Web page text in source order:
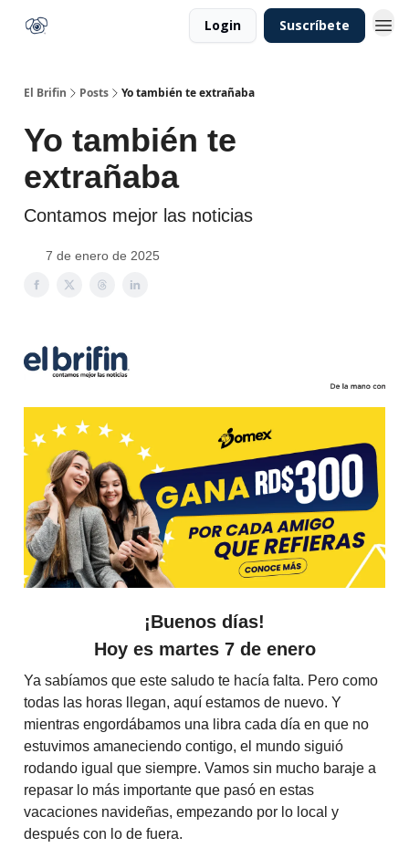
Login Suscríbete
El Brifin Posts Yo también te extrañaba
Yo también te
extrañaba
Contamos mejor las noticias
7 de enero de 2025
¡Buenos días!
Hoy es martes 7 de enero
Ya sabíamos que este saludo te hacía falta. Pero como
todas las horas llegan, aquí estamos de nuevo. Y
mientras engordábamos una libra cada día en que no
estuvimos amaneciendo contigo, el mundo siguió
rodando igual que siempre. Vamos sin mucho baraje a
repasar lo más importante que pasó en estas
vacaciones navideñas, empezando por lo local y
después con lo de fuera.